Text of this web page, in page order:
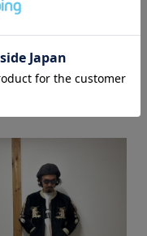
予約商品
t.kimura